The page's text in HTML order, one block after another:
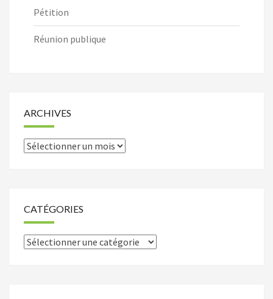
Pétition
Réunion publique
ARCHIVES
Archives
CATÉGORIES
Catégories